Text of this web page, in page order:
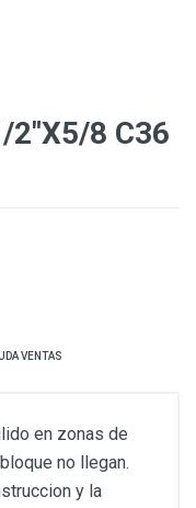
2"X5/8 C36
VENTAS
en zonas de
no llegan.
y la